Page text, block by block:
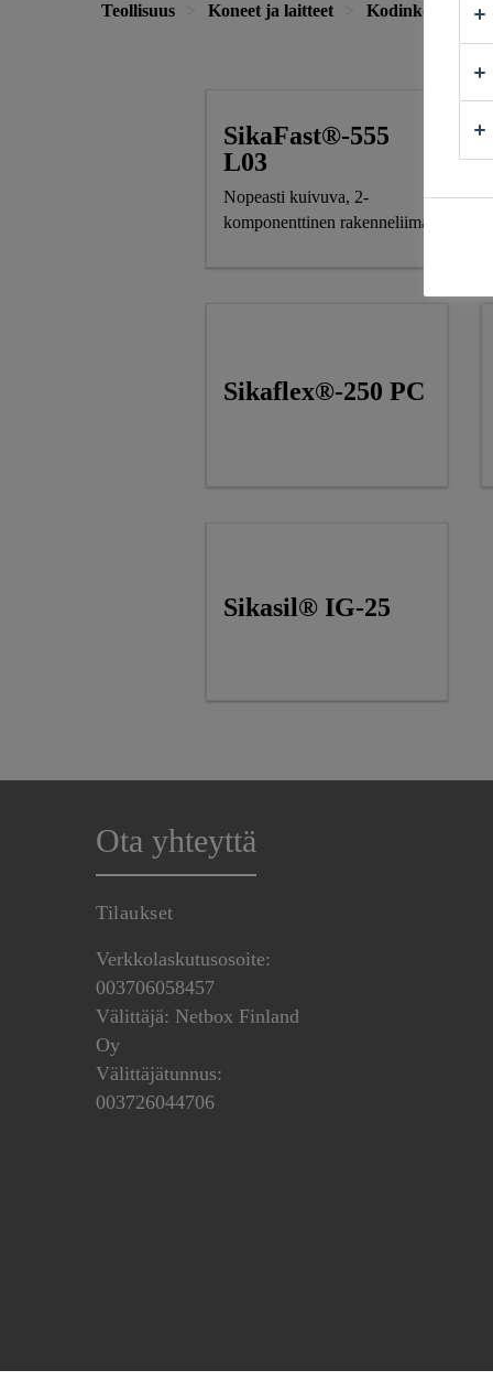
Teollisuus Koneet ja laitteet Kodinkoneet
SikaFast®-555
L03
Nopeasti kuivuva, 2-
komponenttinen rakenneliima
Sikaflex®-250 PC
Sikasil® IG-25
Ota yhteyttä
Tilaukset
Verkkolaskutusosoite:
003706058457
Välittäjä: Netbox Finland
Oy
Välittäjätunnus:
003726044706